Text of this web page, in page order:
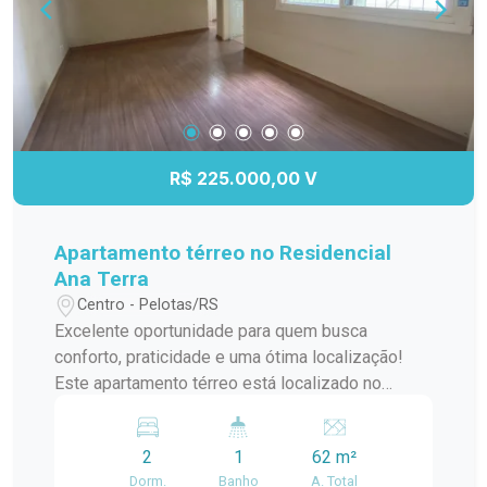
R$ 225.000,00 V
Apartamento térreo no Residencial
Ana Terra
Centro - Pelotas/RS
Excelente oportunidade para quem busca
conforto, praticidade e uma ótima localização!
Este apartamento térreo está localizado no
Peruzzo, proporcionando fácil acesso a serviços,
comércio e transporte. O condomínio oferece
2
Dorm.
1
Banho
62 m²
A. Total